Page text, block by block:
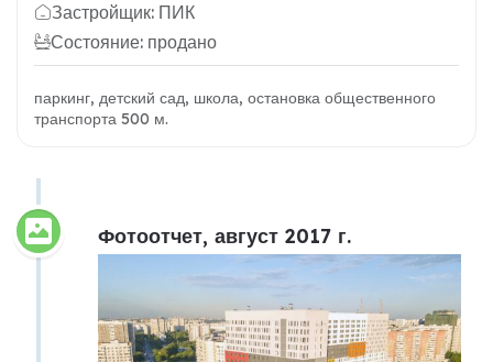
Застройщик: ПИК
Состояние: продано
паркинг, детский сад, школа, остановка общественного
транспорта 500 м.
Фотоотчет, август 2017 г.